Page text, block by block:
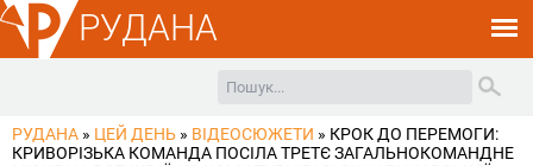
РУДАНА
РУДАНА » ЦЕЙ ДЕНЬ » ВІДЕОСЮЖЕТИ » КРОК ДО ПЕРЕМОГИ:
КРИВОРІЗЬКА КОМАНДА ПОСІЛА ТРЕТЄ ЗАГАЛЬНОКОМАНДНЕ